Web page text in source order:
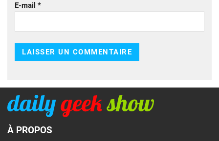
E-mail *
À PROPOS